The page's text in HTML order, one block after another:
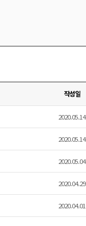
작성일
2020.05.14
2020.05.14
2020.05.04
2020.04.29
2020.04.01